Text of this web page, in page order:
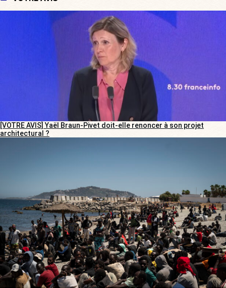
[VOTRE AVIS] Yaël Braun-Pivet doit-elle renoncer à son projet
architectural ?